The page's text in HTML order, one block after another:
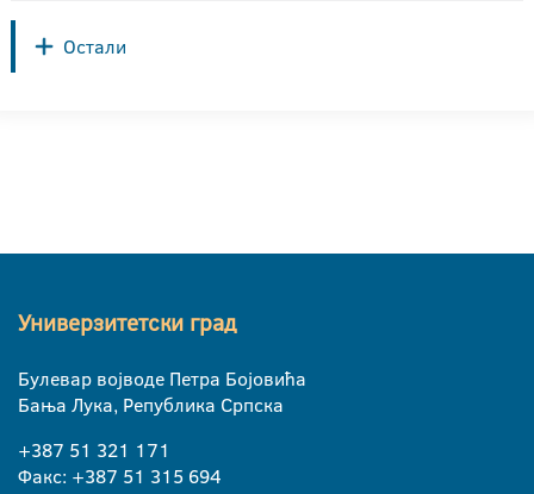
Остали
Универзитетски град
Булевар војводе Петра Бојовића
Бања Лука, Република Српска
+387 51 321 171
Факс: +387 51 315 694